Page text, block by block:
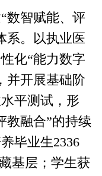
智赋能、评
系。以执业医
化“能力数字
并开展基础阶
平测试，形
教融合”的持续
毕业生2336
基层；学生获